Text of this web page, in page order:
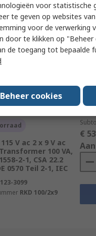
V ac 2 x 24 V ac
2 Output
UL, EAC, cURus
752-9390
€
V ac 2 x 9 V ac
100 VA,
2-1, CSA 22.2
0570 Teil 2-1, IEC
123-3099
RKD 100/2x9
€
voor statistische
te geven op websites
voor de verwerking
door te klikken op
de toegang tot bepaalde
Beheer cookies